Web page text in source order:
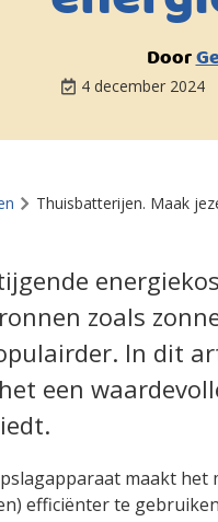
Door
4 december 2024
Thuisbatterijen. Maak
zoals
In dit
een
maakt het
efficiënter te